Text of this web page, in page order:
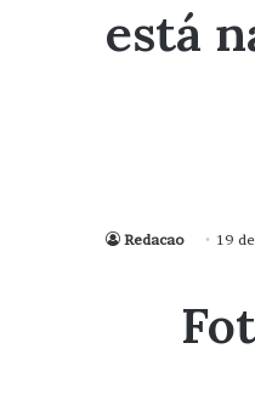
está
Redacao 19